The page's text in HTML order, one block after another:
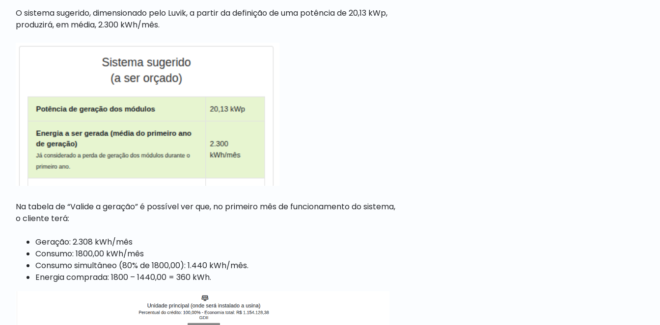
O sistema sugerido, dimensionado pelo Luvik, a partir da definição de uma potência de 20,13 kWp,
produzirá, em média, 2.300 kWh/mês.
Na tabela de “Valide a geração” é possível ver que, no primeiro mês de funcionamento do sistema,
o cliente terá:
Geração: 2.308 kWh/mês
Consumo: 1800,00 kWh/mês
Consumo simultâneo (80% de 1800,00): 1.440 kWh/mês.
Energia comprada: 1800 – 1440,00 = 360 kWh.